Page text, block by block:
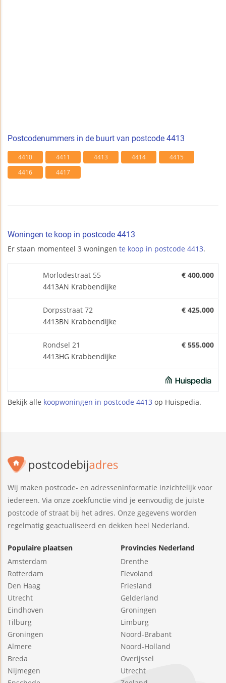
Postcodenummers in de buurt van postcode 4413
4410 4411 4413 4414
4415
4416
4417
Woningen te koop in postcode 4413
Er staan momenteel 3 woningen te koop in postcode 4413.
Morlodestraat 55
4413AN Krabbendijke
€ 400.000
Dorpsstraat 72
4413BN Krabbendijke
€ 425.000
Rondsel 21
4413HG Krabbendijke
€ 555.000
Bekijk alle koopwoningen in postcode 4413 op Huispedia.
Wij maken postcode- en adresseninformatie inzichtelijk voor
iedereen. Via onze zoekfunctie vind je eenvoudig de juiste
postcode of straat bij het adres. Onze gegevens worden
regelmatig geactualiseerd en dekken heel Nederland.
Populaire plaatsen
Amsterdam
Rotterdam
Den Haag
Utrecht
Eindhoven
Tilburg
Groningen
Almere
Breda
Nijmegen
Provincies Nederland
Drenthe
Flevoland
Friesland
Gelderland
Groningen
Limburg
Noord-Brabant
Noord-Holland
Overijssel
Utrecht